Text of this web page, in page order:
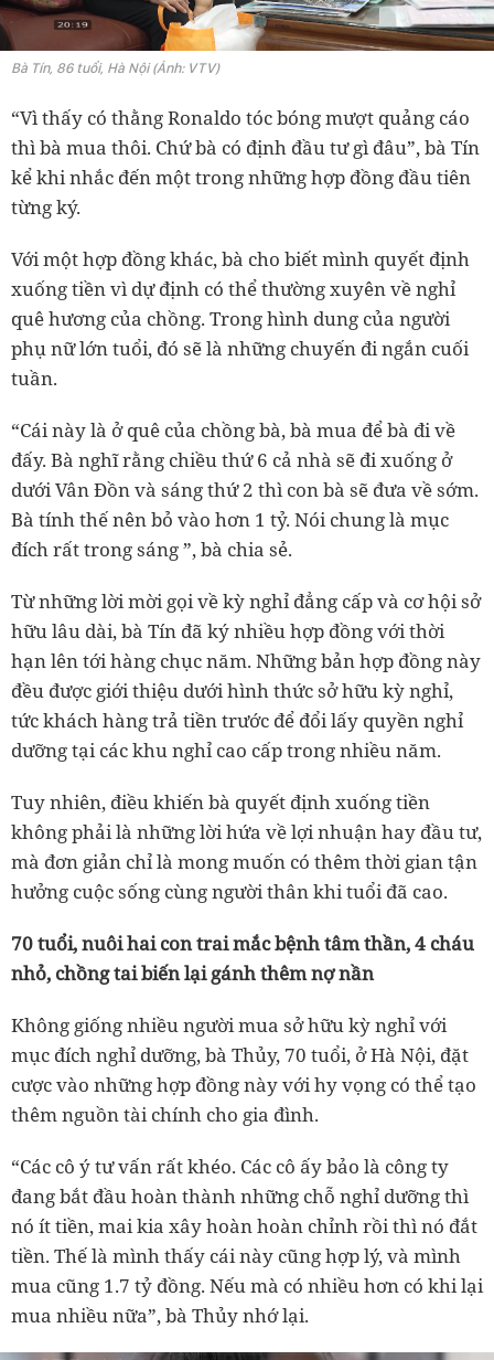
Bà Tín, 86 tuổi, Hà Nội (Ảnh: VTV)
“Vì thấy có thằng Ronaldo tóc bóng mượt quảng cáo
thì bà mua thôi. Chứ bà có định đầu tư gì đâu”, bà Tín
kể khi nhắc đến một trong những hợp đồng đầu tiên
từng ký.
Với một hợp đồng khác, bà cho biết mình quyết định
xuống tiền vì dự định có thể thường xuyên về nghỉ
quê hương của chồng. Trong hình dung của người
phụ nữ lớn tuổi, đó sẽ là những chuyến đi ngắn cuối
tuần.
“Cái này là ở quê của chồng bà, bà mua để bà đi về
đấy. Bà nghĩ rằng chiều thứ 6 cả nhà sẽ đi xuống ở
dưới Vân Đồn và sáng thứ 2 thì con bà sẽ đưa về sớm.
Bà tính thế nên bỏ vào hơn 1 tỷ. Nói chung là mục
đích rất trong sáng ”, bà chia sẻ.
Từ những lời mời gọi về kỳ nghỉ đẳng cấp và cơ hội sở
hữu lâu dài, bà Tín đã ký nhiều hợp đồng với thời
hạn lên tới hàng chục năm. Những bản hợp đồng này
đều được giới thiệu dưới hình thức sở hữu kỳ nghỉ,
tức khách hàng trả tiền trước để đổi lấy quyền nghỉ
dưỡng tại các khu nghỉ cao cấp trong nhiều năm.
Tuy nhiên, điều khiến bà quyết định xuống tiền
không phải là những lời hứa về lợi nhuận hay đầu tư,
mà đơn giản chỉ là mong muốn có thêm thời gian tận
hưởng cuộc sống cùng người thân khi tuổi đã cao.
70 tuổi, nuôi hai con trai mắc bệnh tâm thần, 4 cháu
nhỏ, chồng tai biến lại gánh thêm nợ nần
Không giống nhiều người mua sở hữu kỳ nghỉ với
mục đích nghỉ dưỡng, bà Thủy, 70 tuổi, ở Hà Nội, đặt
cược vào những hợp đồng này với hy vọng có thể tạo
thêm nguồn tài chính cho gia đình.
“Các cô ý tư vấn rất khéo. Các cô ấy bảo là công ty
đang bắt đầu hoàn thành những chỗ nghỉ dưỡng thì
nó ít tiền, mai kia xây hoàn hoàn chỉnh rồi thì nó đắt
tiền. Thế là mình thấy cái này cũng hợp lý, và mình
mua cũng 1.7 tỷ đồng. Nếu mà có nhiều hơn có khi lại
mua nhiều nữa”, bà Thủy nhớ lại.